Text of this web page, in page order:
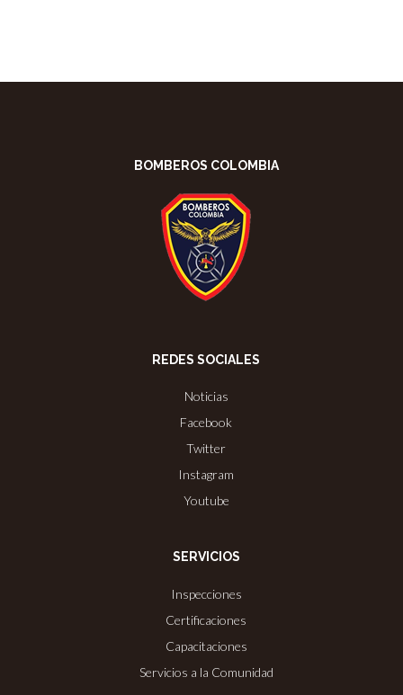
BOMBEROS COLOMBIA
REDES SOCIALES
Noticias
Facebook
Twitter
Instagram
Youtube
SERVICIOS
Inspecciones
Certificaciones
Capacitaciones
Servicios a la Comunidad